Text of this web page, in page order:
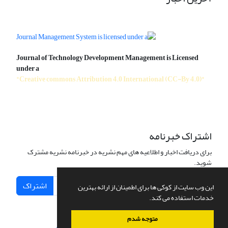
این وب سایت از کوکی ها برای اطمینان از ارائه بهترین
خدمات استفاده می کند.
متوجه شدم
Journal of Technology Development Management is Licensed
under a
"Creative commons Attribution 4.0 International (CC-By 4.0)"
اشتراک خبرنامه
برای دریافت اخبار و اطلاعیه های مهم نشریه در خبرنامه نشریه مشترک
شوید.
اشتراک